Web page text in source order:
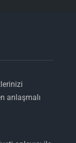
anlaşmalı